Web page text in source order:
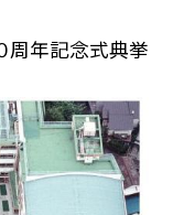
周年記念式典挙